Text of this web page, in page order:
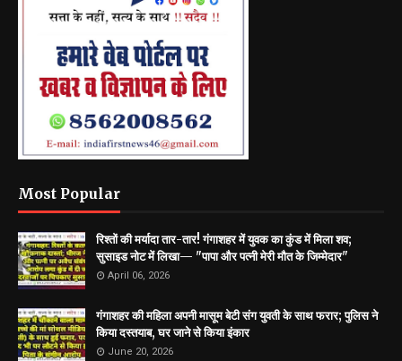
Most Popular
रिश्तों की मर्यादा तार-तार! गंगाशहर में युवक का कुंड में मिला शव;
सुसाइड नोट में लिखा— "पापा और पत्नी मेरी मौत के जिम्मेदार"
April 06, 2026
गंगाशहर की महिला अपनी मासूम बेटी संग युवती के साथ फरार; पुलिस ने
किया दस्तयाब, घर जाने से किया इंकार
June 20, 2026